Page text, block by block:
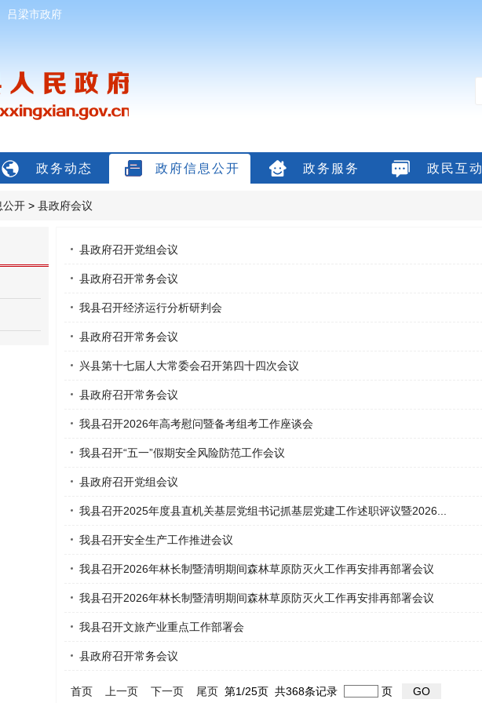
吕梁市政府
政务动态 政府信息公开 政务服务 政民互动
公开 > 县政府会议
县政府召开党组会议
县政府召开常务会议
我县召开经济运行分析研判会
县政府召开常务会议
兴县第十七届人大常委会召开第四十四次会议
县政府召开常务会议
我县召开2026年高考慰问暨备考组考工作座谈会
我县召开“五一”假期安全风险防范工作会议
县政府召开党组会议
我县召开2025年度县直机关基层党组书记抓基层党建工作述职评议暨2026...
我县召开安全生产工作推进会议
我县召开2026年林长制暨清明期间森林草原防灭火工作再安排再部署会议
我县召开2026年林长制暨清明期间森林草原防灭火工作再安排再部署会议
我县召开文旅产业重点工作部署会
县政府召开常务会议
首页 上一页 下一页 尾页 第1/25页 共368条记录 页